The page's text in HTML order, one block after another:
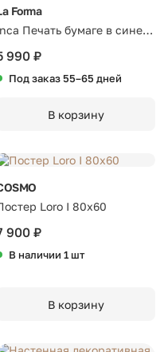
Forma
Печать бумаге в сине-
тонах 42 x 56 см
990 ₽
Под заказ 55–65 дней
В корзину
Loro I 80х60
900 ₽
В наличии 1 шт
В корзину